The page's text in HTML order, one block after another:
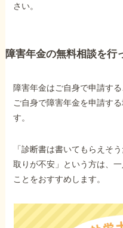
で受給相
他社と何が違うの？
当事務所に
089-
受付時間：平日
さい。
障害年金の無料相談を行
障害年金はご自身で申請する
ご自身で障害年金を申請す
す。
「診断書は書いてもらえそ
取りが不安」という方は、
ことをおすすめします。